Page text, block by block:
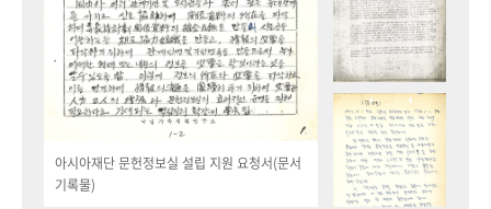
아시아재단 문헌정보실 설립 지원 요청서(문서
기록물)